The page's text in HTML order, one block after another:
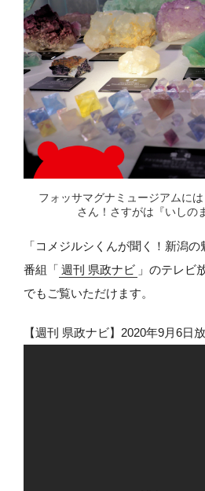
フォッサマグナミュージアムに
さん！さすがは『いしの
「コメジルシくんが聞く！新潟
番組「 週刊 県政ナビ 」のテレビ
でもご覧いただけます。
【週刊 県政ナビ】2020年9月6日